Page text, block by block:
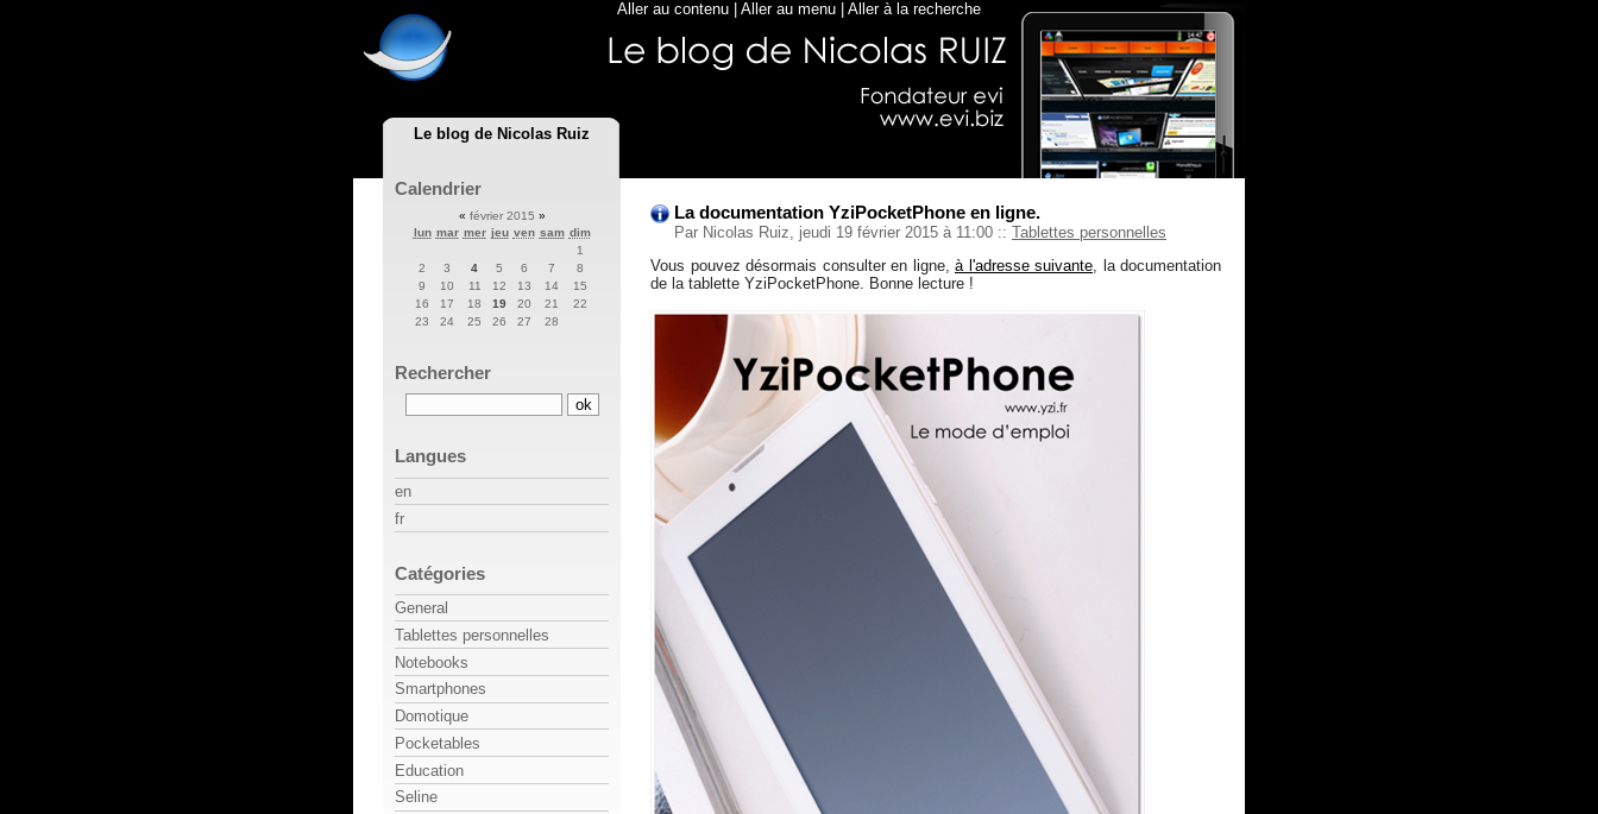
Le blog de Nicolas Ruiz
Aller au contenu Aller au menu Aller à la recherche
La documentation YziPocketPhone en ligne.
Par Nicolas Ruiz, jeudi 19 février 2015 à 11:00 :: Tablettes personnelles
Vous pouvez désormais consulter en ligne, à l'adresse suivante , la documentation
de la tablette YziPocketPhone. Bonne lecture !
Calendrier
« février 2015 »
lun mar mer jeu ven sam dim
1
2
3 4 5 6 7
8
9
10 11 12 13 14
15
16
17 18 19 20 21
22
23
24 25 26 27 28
Rechercher
Langues
en
fr
Catégories
General
Tablettes personnelles
Notebooks
Smartphones
Domotique
Pocketables
Education
Seline